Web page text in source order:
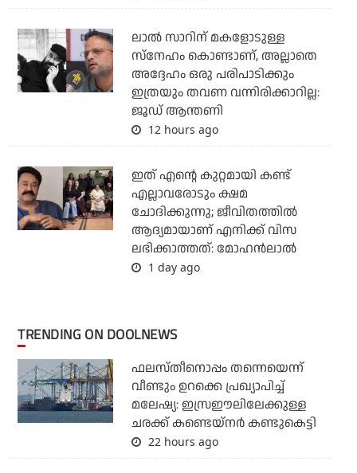
ലാൽ സാറിന് മകളോടുള്ള
സ്നേഹം കൊണ്ടാണ്, അല്ലാതെ
അദ്ദേഹം ഒരു പരിപാടിക്കും
ഇത്രയും തവണ വന്നിരിക്കാറില്ല:
ജൂഡ് ആന്തണി
12 hours ago
ഇത് എന്റെ കുറ്റമായി കണ്ട്
എല്ലാവരോടും ക്ഷമ
ചോദിക്കുന്നു; ജീവിതത്തിൽ
ആദ്യമായാണ് എനിക്ക് വിസ
ലഭിക്കാത്തത്: മോഹൻലാൽ
1 day ago
TRENDING ON DOOLNEWS
ഫലസ്തീനൊപ്പം തന്നെയെന്ന്
വീണ്ടും ഉറക്കെ പ്രഖ്യാപിച്ച്
മലേഷ്യ: ഇസ്രഈലിലേക്കുള്ള
ചരക്ക് കണ്ടെയ്‌നര്‍ കണ്ടുകെട്ടി
22 hours ago